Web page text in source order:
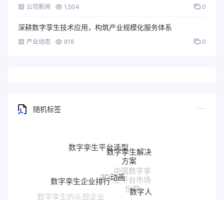
公司新闻 1,504 0
深耕数字孪生技术应用，构筑产业规模化服务体系
产业动态 816 0
随机标签
数字孪生解决
方案
中国数字孪
生平台市场
份额
数字孪生的头部企业
3D动画
数字人
数字交付